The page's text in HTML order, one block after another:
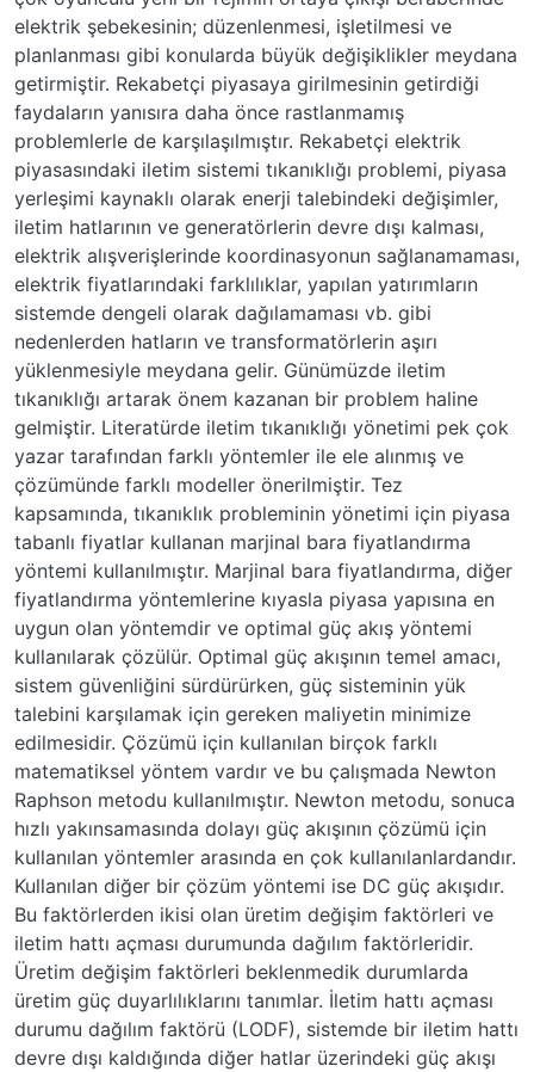
elektrik şebekesinin; düzenlenmesi, işletilmesi ve
planlanması gibi konularda büyük değişiklikler meydana
getirmiştir. Rekabetçi piyasaya girilmesinin getirdiği
faydaların yanısıra daha önce rastlanmamış
problemlerle de karşılaşılmıştır. Rekabetçi elektrik
piyasasındaki iletim sistemi tıkanıklığı problemi, piyasa
yerleşimi kaynaklı olarak enerji talebindeki değişimler,
iletim hatlarının ve generatörlerin devre dışı kalması,
elektrik alışverişlerinde koordinasyonun sağlanamaması,
elektrik fiyatlarındaki farklılıklar, yapılan yatırımların
sistemde dengeli olarak dağılamaması vb. gibi
nedenlerden hatların ve transformatörlerin aşırı
yüklenmesiyle meydana gelir. Günümüzde iletim
tıkanıklığı artarak önem kazanan bir problem haline
gelmiştir. Literatürde iletim tıkanıklığı yönetimi pek çok
yazar tarafından farklı yöntemler ile ele alınmış ve
çözümünde farklı modeller önerilmiştir. Tez
kapsamında, tıkanıklık probleminin yönetimi için piyasa
tabanlı fiyatlar kullanan marjinal bara fiyatlandırma
yöntemi kullanılmıştır. Marjinal bara fiyatlandırma, diğer
fiyatlandırma yöntemlerine kıyasla piyasa yapısına en
uygun olan yöntemdir ve optimal güç akış yöntemi
kullanılarak çözülür. Optimal güç akışının temel amacı,
sistem güvenliğini sürdürürken, güç sisteminin yük
talebini karşılamak için gereken maliyetin minimize
edilmesidir. Çözümü için kullanılan birçok farklı
matematiksel yöntem vardır ve bu çalışmada Newton
Raphson metodu kullanılmıştır. Newton metodu, sonuca
hızlı yakınsamasında dolayı güç akışının çözümü için
kullanılan yöntemler arasında en çok kullanılanlardandır.
Kullanılan diğer bir çözüm yöntemi ise DC güç akışıdır.
Bu faktörlerden ikisi olan üretim değişim faktörleri ve
iletim hattı açması durumunda dağılım faktörleridir.
Üretim değişim faktörleri beklenmedik durumlarda
üretim güç duyarlılıklarını tanımlar. İletim hattı açması
durumu dağılım faktörü (LODF), sistemde bir iletim hattı
devre dışı kaldığında diğer hatlar üzerindeki güç akışı